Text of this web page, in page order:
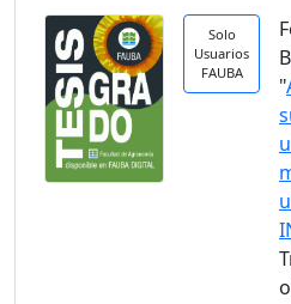
Solo
Usuarios
FAUBA
"